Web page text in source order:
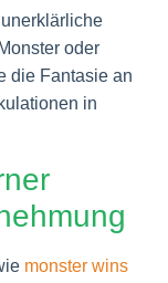
oder
die Fantasie an
in
monster wins